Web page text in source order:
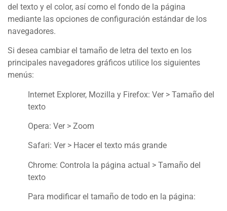
del texto y el color, así como el fondo de la página
mediante las opciones de configuración estándar de los
navegadores.
Si desea cambiar el tamaño de letra del texto en los
principales navegadores gráficos utilice los siguientes
menús:
Internet Explorer, Mozilla y Firefox: Ver > Tamaño del
texto
Opera: Ver > Zoom
Safari: Ver > Hacer el texto más grande
Chrome: Controla la página actual > Tamaño del
texto
Para modificar el tamaño de todo en la página: